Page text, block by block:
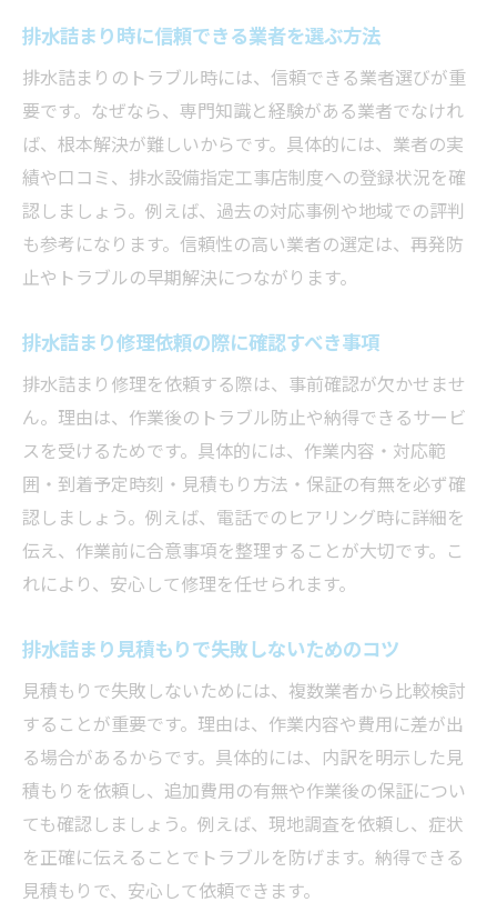
排水詰まり時に信頼できる業者を選ぶ方法
排水詰まりのトラブル時には、信頼できる業者選びが重
要です。なぜなら、専門知識と経験がある業者でなけれ
ば、根本解決が難しいからです。具体的には、業者の実
績や口コミ、排水設備指定工事店制度への登録状況を確
認しましょう。例えば、過去の対応事例や地域での評判
も参考になります。信頼性の高い業者の選定は、再発防
止やトラブルの早期解決につながります。
排水詰まり修理依頼の際に確認すべき事項
排水詰まり修理を依頼する際は、事前確認が欠かせませ
ん。理由は、作業後のトラブル防止や納得できるサービ
スを受けるためです。具体的には、作業内容・対応範
囲・到着予定時刻・見積もり方法・保証の有無を必ず確
認しましょう。例えば、電話でのヒアリング時に詳細を
伝え、作業前に合意事項を整理することが大切です。こ
れにより、安心して修理を任せられます。
排水詰まり見積もりで失敗しないためのコツ
見積もりで失敗しないためには、複数業者から比較検討
することが重要です。理由は、作業内容や費用に差が出
る場合があるからです。具体的には、内訳を明示した見
積もりを依頼し、追加費用の有無や作業後の保証につい
ても確認しましょう。例えば、現地調査を依頼し、症状
を正確に伝えることでトラブルを防げます。納得できる
見積もりで、安心して依頼できます。